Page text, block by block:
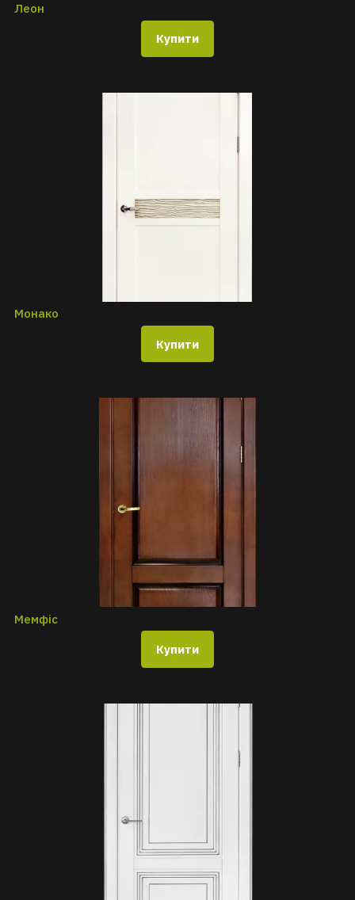
Леон
Купити
Монако
Купити
Мемфіс
Купити